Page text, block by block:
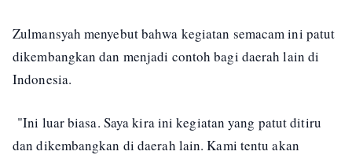
Zulmansyah menyebut bahwa kegiatan semacam ini patut
dikembangkan dan menjadi contoh bagi daerah lain di
Indonesia.
"Ini luar biasa. Saya kira ini kegiatan yang patut ditiru
dan dikembangkan di daerah lain. Kami tentu akan